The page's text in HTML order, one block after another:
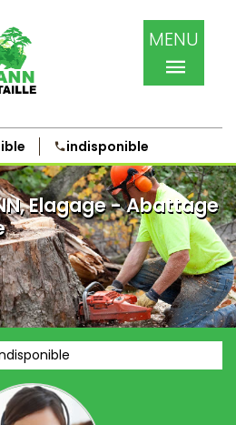
MENU
indisponible
Elagage - Abattage